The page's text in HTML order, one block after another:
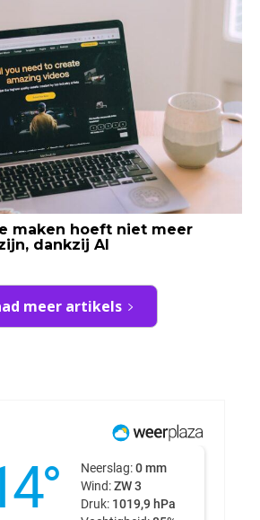
maken hoeft niet meer
dankzij AI
meer artikels